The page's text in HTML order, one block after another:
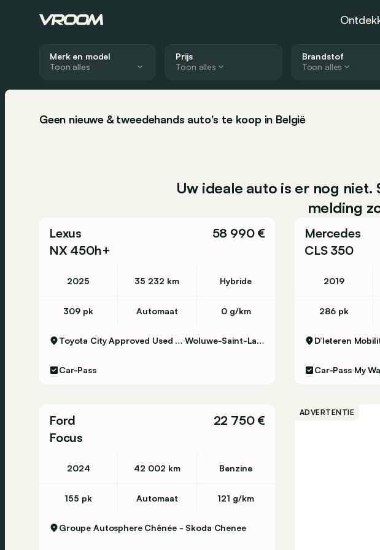
Merk en model
Prijs
Toon alles
Brandstof
Toon alles
Geen nieuwe & tweedehands auto's te koop in België
Uw ideale auto is er nog
melding
Lexus
NX 450h+
58 990 €
2025 35 232 km Hybride
309 pk Automaat 0 g/km
Toyota City Approved Used Woluwe Woluwe-Saint-Lambert
Car-Pass
Mercedes
CLS 350
2019
286 pk
Car-Pass My
Ford
Focus
22 750 €
2024 42 002 km Benzine
155 pk Automaat 121 g/km
Groupe Autosphere Chênée - Skoda Chenee
ADVERTENTIE